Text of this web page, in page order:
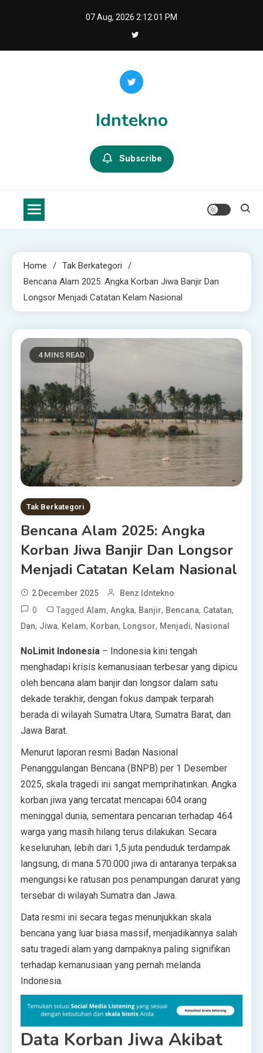
07 Aug, 2026 2:12:02 PM
Idntekno
Subscribe
Home
Tak Berkategori
Bencana Alam 2025: Angka Korban Jiwa Banjir Dan
Longsor Menjadi Catatan Kelam Nasional
4 MINS READ
Tak Berkategori
Bencana Alam 2025: Angka
Korban Jiwa Banjir Dan Longsor
Menjadi Catatan Kelam Nasional
2 December 2025 Benz Idntekno
0 Tagged Alam, Angka, Banjir, Bencana, Catatan,
Dan, Jiwa, Kelam, Korban, Longsor, Menjadi, Nasional
NoLimit Indonesia – Indonesia kini tengah
menghadapi krisis kemanusiaan terbesar yang dipicu
oleh bencana alam banjir dan longsor dalam satu
dekade terakhir, dengan fokus dampak terparah
berada di wilayah Sumatra Utara, Sumatra Barat, dan
Jawa Barat.
Menurut laporan resmi Badan Nasional
Penanggulangan Bencana (BNPB) per 1 Desember
2025, skala tragedi ini sangat memprihatinkan. Angka
korban jiwa yang tercatat mencapai 604 orang
meninggal dunia, sementara pencarian terhadap 464
warga yang masih hilang terus dilakukan. Secara
keseluruhan, lebih dari 1,5 juta penduduk terdampak
langsung, di mana 570.000 jiwa di antaranya terpaksa
mengungsi ke ratusan pos penampungan darurat yang
tersebar di wilayah Sumatra dan Jawa.
Data resmi ini secara tegas menunjukkan skala
bencana yang luar biasa massif, menjadikannya salah
satu tragedi alam yang dampaknya paling signifikan
terhadap kemanusiaan yang pernah melanda
Indonesia.
Data Korban Jiwa Akibat